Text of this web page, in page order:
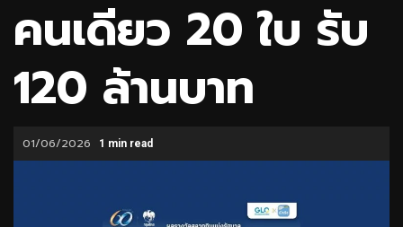
คนเดียว 20 ใบ รับ
120 ล้านบาท
01/06/2026 1 min read